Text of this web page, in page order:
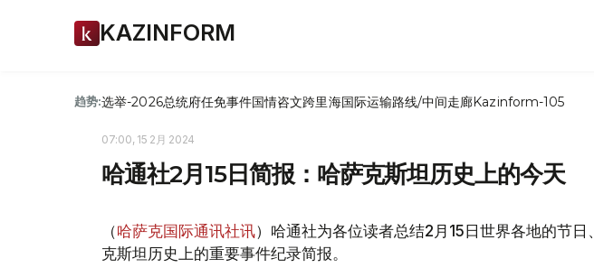
KAZINFORM
趋势:选举-2026总统府任免事件国情咨文跨里海国际运输路线/中间走廊Kazinform-105
07:00, 15 2月 2024
哈通社2月15日简报：哈萨克斯坦历史上的今天
（哈萨克国际通讯社讯）哈通社为各位读者总结2月15日世界各地的节
克斯坦历史上的重要事件纪录简报。